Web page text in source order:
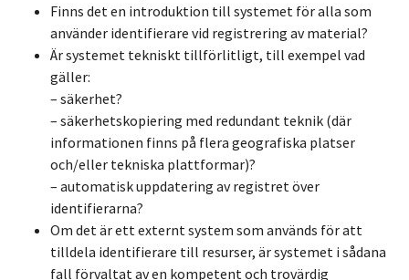
Finns det en introduktion till systemet för alla som
använder identifierare vid registrering av material?
Är systemet tekniskt tillförlitligt, till exempel vad
gäller:
– säkerhet?
– säkerhetskopiering med redundant teknik (där
informationen finns på flera geografiska platser
och/eller tekniska plattformar)?
– automatisk uppdatering av registret över
identifierarna?
Om det är ett externt system som används för att
tilldela identifierare till resurser, är systemet i sådana
fall förvaltat av en kompetent och trovärdig